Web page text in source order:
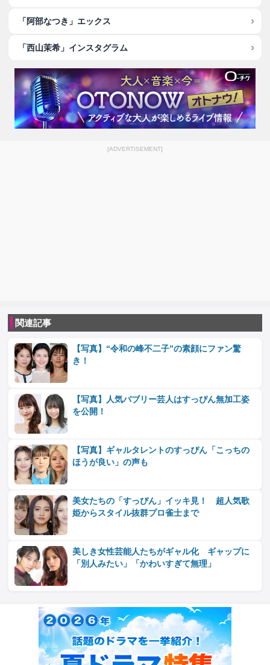
「阿部なつき」エックス
「西山茉希」インスタグラム
[ADVERTISEMENT]
関連記事
【写真】“令和の峰不二子”の素顔にファン驚
き！
【写真】人気バブリー芸人はすっぴん無加工姿
を公開！
【写真】ギャルタレントのすっぴん「こっちの
ほうが良い」の声も
美女たちの「すっぴん」イッキ見！ 超人気歌
姫からスタイル抜群プロ雀士まで
美しき女性芸能人たちがギャル化 ギャップに
「別人みたい」「かわいすぎて無理」